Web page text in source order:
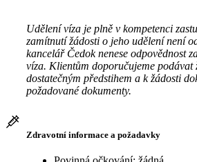
Udělení víza je plně v kompetenci
zamítnutí žádosti o jeho udělení není
kancelář Čedok nenese odpovědnost
víza. Klientům doporučujeme podávat
dostatečným předstihem a k žádosti
požadované dokumenty.
Zdravotní informace a požadavky